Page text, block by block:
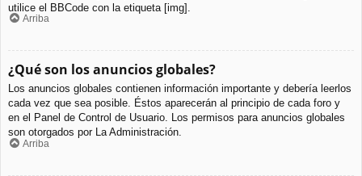
utilice el BBCode con la etiqueta [img].
Arriba
¿Qué son los anuncios globales?
Los anuncios globales contienen información importante y debería leerlos
cada vez que sea posible. Éstos aparecerán al principio de cada foro y
en el Panel de Control de Usuario. Los permisos para anuncios globales
son otorgados por La Administración.
Arriba